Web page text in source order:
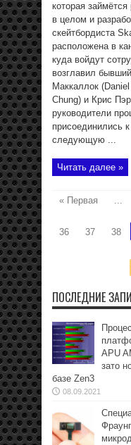
которая
в целом и
скейтбордиста
расположена в
куда войдут
возглавил
Маккаллок
Chung) и Крис
руководители
присоединились
следующую ...
Читать далее »
« Первая ...
36
37 38
ПОСЛЕДНИЕ
APU
зато
базе Zen3
08.09.2021